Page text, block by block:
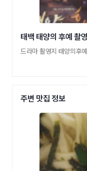
주변 맛집 정보